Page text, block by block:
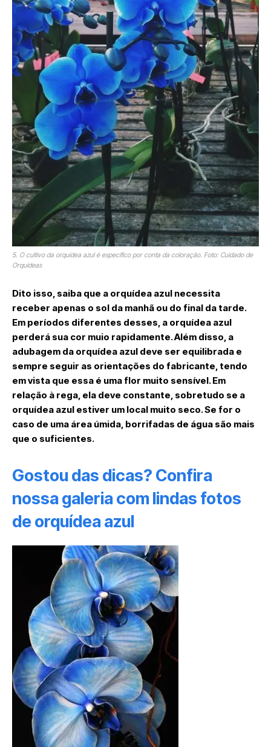
5. O cultivo da orquídea azul é específico por conta da coloração. Foto: Cuidado de
Orquídeas
Dito isso, saiba que a orquídea azul necessita
receber apenas o sol da manhã ou do final da tarde.
Em períodos diferentes desses, a orquídea azul
perderá sua cor muio rapidamente. Além disso, a
adubagem da orquídea azul deve ser equilibrada e
sempre seguir as orientações do fabricante, tendo
em vista que essa é uma flor muito sensível. Em
relação à rega, ela deve constante, sobretudo se a
orquídea azul estiver um local muito seco. Se for o
caso de uma área úmida, borrifadas de água são mais
que o suficientes.
Gostou das dicas? Confira
nossa galeria com lindas fotos
de orquídea azul